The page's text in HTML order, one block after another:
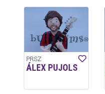
PRSZ
ÁLEX PUJOLS